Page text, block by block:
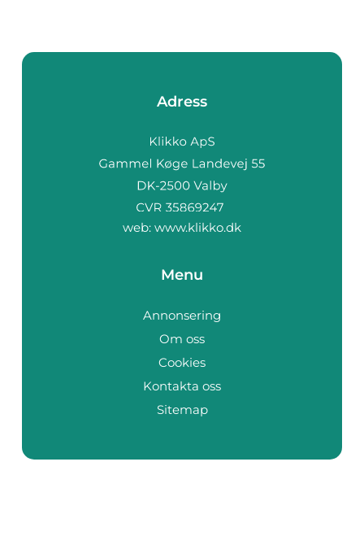
Adress
web: www.klikko.dk
Menu
Annonsering
Om oss
Cookies
Kontakta oss
Sitemap